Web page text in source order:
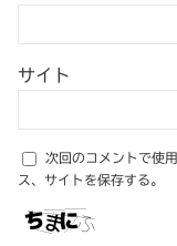
サイト
次回のコメントで使
ス、サイトを保存する。